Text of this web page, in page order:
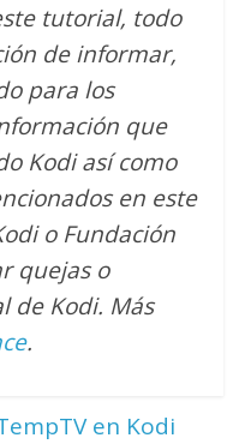
tutorial, todo
de informar,
para los
que
Kodi así como
en este
o Fundación
quejas o
de Kodi. Más
.
en Kodi